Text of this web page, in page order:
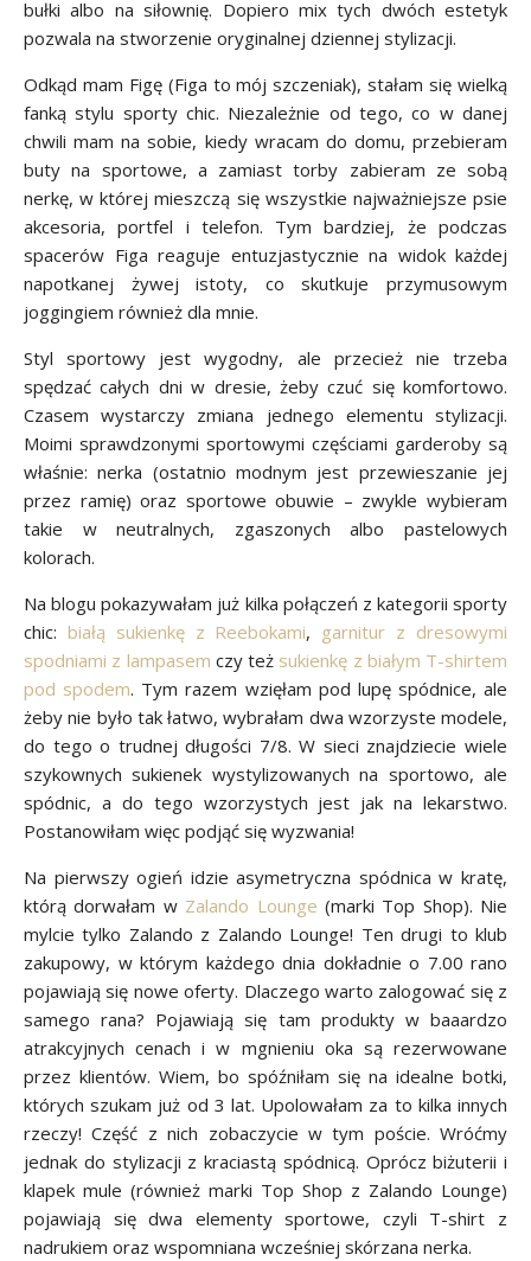
bułki albo na siłownię. Dopiero mix tych dwóch estetyk
pozwala na stworzenie oryginalnej dziennej stylizacji.
Odkąd mam Figę (Figa to mój szczeniak), stałam się wielką
fanką stylu sporty chic. Niezależnie od tego, co w danej
chwili mam na sobie, kiedy wracam do domu, przebieram
buty na sportowe, a zamiast torby zabieram ze sobą
nerkę, w której mieszczą się wszystkie najważniejsze psie
akcesoria, portfel i telefon. Tym bardziej, że podczas
spacerów Figa reaguje entuzjastycznie na widok każdej
napotkanej żywej istoty, co skutkuje przymusowym
joggingiem również dla mnie.
Styl sportowy jest wygodny, ale przecież nie trzeba
spędzać całych dni w dresie, żeby czuć się komfortowo.
Czasem wystarczy zmiana jednego elementu stylizacji.
Moimi sprawdzonymi sportowymi częściami garderoby są
właśnie: nerka (ostatnio modnym jest przewieszanie jej
przez ramię) oraz sportowe obuwie – zwykle wybieram
takie w neutralnych, zgaszonych albo pastelowych
kolorach.
Na blogu pokazywałam już kilka połączeń z kategorii sporty
chic: białą sukienkę z Reebokami, garnitur z dresowymi
spodniami z lampasem czy też sukienkę z białym T-shirtem
pod spodem. Tym razem wzięłam pod lupę spódnice, ale
żeby nie było tak łatwo, wybrałam dwa wzorzyste modele,
do tego o trudnej długości 7/8. W sieci znajdziecie wiele
szykownych sukienek wystylizowanych na sportowo, ale
spódnic, a do tego wzorzystych jest jak na lekarstwo.
Postanowiłam więc podjąć się wyzwania!
Na pierwszy ogień idzie asymetryczna spódnica w kratę,
którą dorwałam w Zalando Lounge (marki Top Shop). Nie
mylcie tylko Zalando z Zalando Lounge! Ten drugi to klub
zakupowy, w którym każdego dnia dokładnie o 7.00 rano
pojawiają się nowe oferty. Dlaczego warto zalogować się z
samego rana? Pojawiają się tam produkty w baaardzo
atrakcyjnych cenach i w mgnieniu oka są rezerwowane
przez klientów. Wiem, bo spóźniłam się na idealne botki,
których szukam już od 3 lat. Upolowałam za to kilka innych
rzeczy! Część z nich zobaczycie w tym poście. Wróćmy
jednak do stylizacji z kraciastą spódnicą. Oprócz biżuterii i
klapek mule (również marki Top Shop z Zalando Lounge)
pojawiają się dwa elementy sportowe, czyli T-shirt z
nadrukiem oraz wspomniana wcześniej skórzana nerka.